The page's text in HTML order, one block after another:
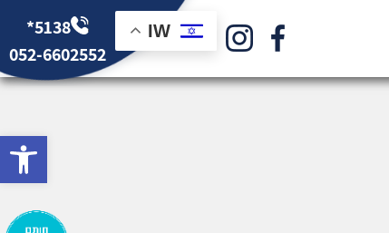
IW
*5138
052-6602552